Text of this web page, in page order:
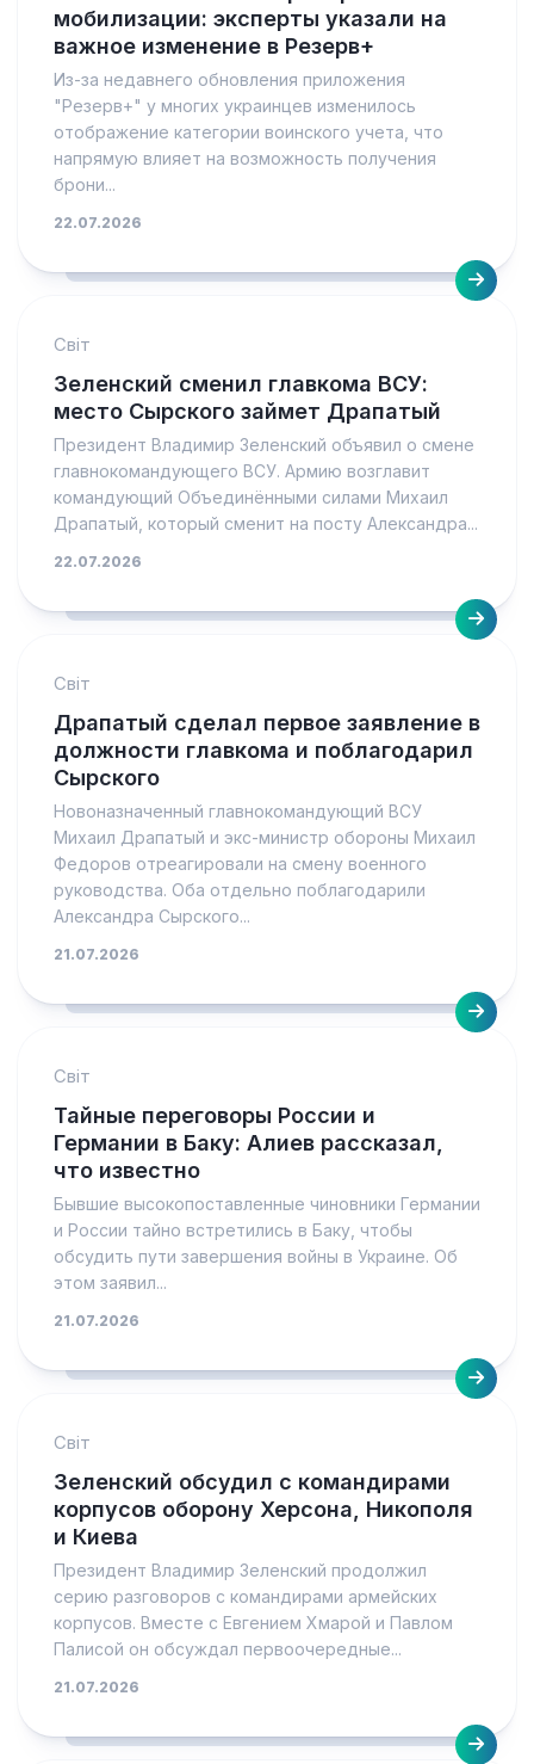
мобилизации: эксперты указали на
важное изменение в Резерв+
Из-за недавнего обновления приложения
"Резерв+" у многих украинцев изменилось
отображение категории воинского учета, что
напрямую влияет на возможность получения
брони...
22.07.2026
Світ
Зеленский сменил главкома ВСУ:
место Сырского займет Драпатый
Президент Владимир Зеленский объявил о смене
главнокомандующего ВСУ. Армию возглавит
командующий Объединёнными силами Михаил
Драпатый, который сменит на посту Александра...
22.07.2026
Світ
Драпатый сделал первое заявление в
должности главкома и поблагодарил
Сырского
Новоназначенный главнокомандующий ВСУ
Михаил Драпатый и экс-министр обороны Михаил
Федоров отреагировали на смену военного
руководства. Оба отдельно поблагодарили
Александра Сырского...
21.07.2026
Світ
Тайные переговоры России и
Германии в Баку: Алиев рассказал,
что известно
Бывшие высокопоставленные чиновники Германии
и России тайно встретились в Баку, чтобы
обсудить пути завершения войны в Украине. Об
этом заявил...
21.07.2026
Світ
Зеленский обсудил с командирами
корпусов оборону Херсона, Никополя
и Киева
Президент Владимир Зеленский продолжил
серию разговоров с командирами армейских
корпусов. Вместе с Евгением Хмарой и Павлом
Палисой он обсуждал первоочередные...
21.07.2026